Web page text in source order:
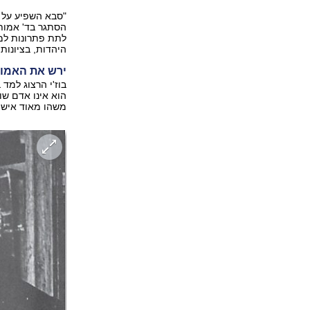
"סבא השפיע על
הסתגר בד'
לתת פתרונות
היהדות,
ירש את
בוז'י הרצוג
הוא אינו אדם
משהו מאוד